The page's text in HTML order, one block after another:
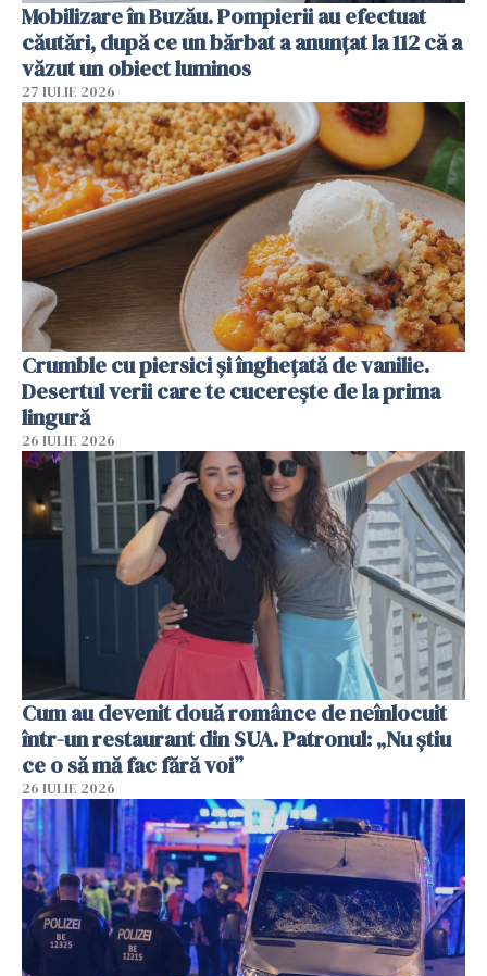
Mobilizare în Buzău. Pompierii au efectuat
căutări, după ce un bărbat a anunțat la 112 că a
văzut un obiect luminos
27 IULIE 2026
Crumble cu piersici și înghețată de vanilie.
Desertul verii care te cucerește de la prima
lingură
26 IULIE 2026
Cum au devenit două românce de neînlocuit
într-un restaurant din SUA. Patronul: „Nu știu
ce o să mă fac fără voi”
26 IULIE 2026